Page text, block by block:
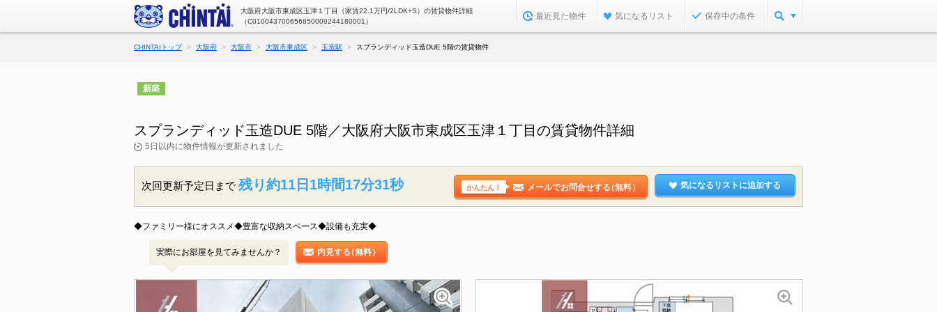
大阪府大阪市東成区玉津１丁目（家賃22.1万円/2LDK+S）の賃貸物件詳細
（C010043700656850009244180001）
最近見た物件 気になるリスト 保存中の条件
CHINTAIトップ 大阪府 大阪市 大阪市東成区 玉造駅 スプランディッド玉造DUE 5階の賃貸物件
新築
スプランディッド玉造DUE 5階／大阪府大阪市東成区玉津１丁目の賃貸物件詳細
5日以内に物件情報が更新されました
次回更新予定日まで 残り約11日1時間17分30秒 かんたん！ メールでお問合せする（無料） 気になるリストに追加する
◆ファミリー様にオススメ◆豊富な収納スペース◆設備も充実◆
実際にお部屋を見てみませんか？ 内見する（無料）